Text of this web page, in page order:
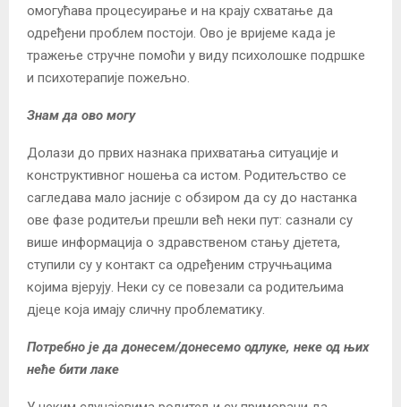
омогућава процесуирање и на крају схватање да
одређени проблем постоји. Ово је вријеме када је
тражење стручне помоћи у виду психолошке подршке
и психотерапије пожељно.
Знам да ово могу
Долази до првих назнака прихватања ситуације и
конструктивног ношења са истом. Родитељство се
сагледава мало јасније с обзиром да су до настанка
ове фазе родитељи прешли већ неки пут: сазнали су
више информација о здравственом стању дјетета,
ступили су у контакт са одређеним стручњацима
којима вјерују. Неки су се повезали са родитељима
дјеце која имају сличну проблематику.
Потребно је да донесем/донесемо одлуке, неке од њих
неће бити лаке